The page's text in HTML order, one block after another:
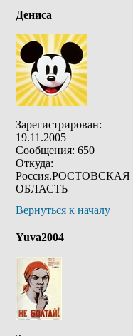
Дениса
Зарегистрирован:
19.11.2005
Сообщения: 650
Откуда:
Россия.РОСТОВСКАЯ
ОБЛАСТЬ
Вернуться к началу
Yuva2004